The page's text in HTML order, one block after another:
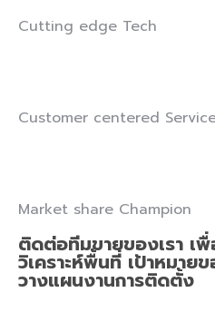
Cutting edge Tech
Customer centered
Market share Champion
ติดต่อทีมขายของเรา เ
วิเคราะห์พื้นที่ เป้าหมาย
วางแผนงานการติดตั้ง